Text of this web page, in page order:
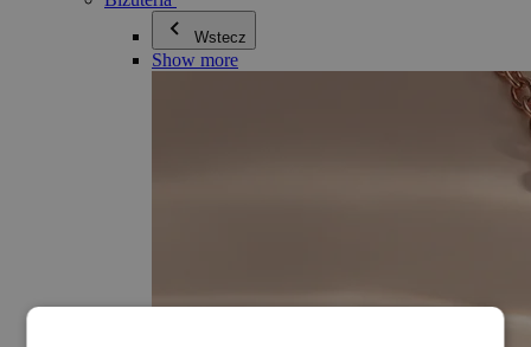
Wstecz
Show more